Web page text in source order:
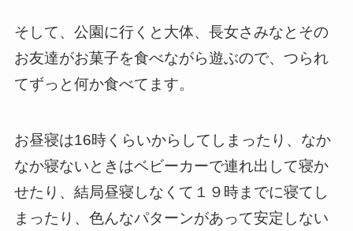
そして、公園に行くと大体、長女さみなとその
お友達がお菓子を食べながら遊ぶので、つられ
てずっと何か食べてます。
お昼寝は16時くらいからしてしまったり、なか
なか寝ないときはベビーカーで連れ出して寝か
せたり、結局昼寝しなくて１９時までに寝てし
まったり、色んなパターンがあって安定しない